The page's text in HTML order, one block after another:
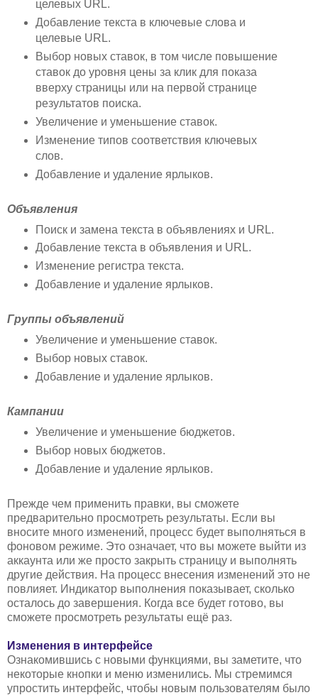
целевых URL.
Добавление текста в ключевые слова и
целевые URL.
Выбор новых ставок, в том числе повышение
ставок до уровня цены за клик для показа
вверху страницы или на первой странице
результатов поиска.
Увеличение и уменьшение ставок.
Изменение типов соответствия ключевых
слов.
Добавление и удаление ярлыков.
Объявления
Поиск и замена текста в объявлениях и URL.
Добавление текста в объявления и URL.
Изменение регистра текста.
Добавление и удаление ярлыков.
Группы объявлений
Увеличение и уменьшение ставок.
Выбор новых ставок.
Добавление и удаление ярлыков.
Кампании
Увеличение и уменьшение бюджетов.
Выбор новых бюджетов.
Добавление и удаление ярлыков.
Прежде чем применить правки, вы сможете
предварительно просмотреть результаты. Если вы
вносите много изменений, процесс будет выполняться в
фоновом режиме. Это означает, что вы можете выйти из
аккаунта или же просто закрыть страницу и выполнять
другие действия. На процесс внесения изменений это не
повлияет. Индикатор выполнения показывает, сколько
осталось до завершения. Когда все будет готово, вы
сможете просмотреть результаты ещё раз.
Изменения в интерфейсе
Ознакомившись с новыми функциями, вы заметите, что
некоторые кнопки и меню изменились. Мы стремимся
упростить интерфейс, чтобы новым пользователям было